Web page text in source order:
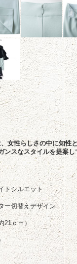
女性らしさの中に知性
ンスなスタイルを提案し
トシルエット
ー切替えデザイン
21ｃｍ）